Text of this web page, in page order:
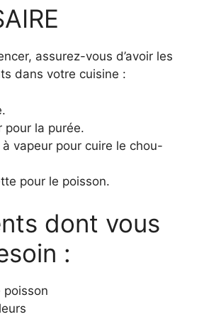
assurez-vous d’avoir les
dans votre cuisine :
pour la purée.
vapeur pour cuire le chou-
pour le poisson.
dont vous
:
poisson